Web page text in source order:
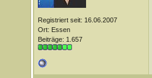
Registriert seit: 16.06.2007
Ort: Essen
Beiträge: 1.657